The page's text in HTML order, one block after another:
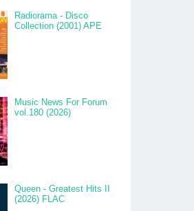
Radiorama - Disco
Collection (2001) APE
Music News For Forum
vol.180 (2026)
Queen - Greatest Hits II
(2026) FLAC